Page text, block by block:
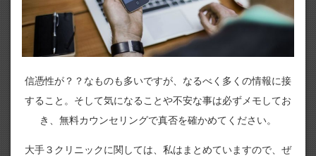
信憑性が？？なものも多いですが、なるべく多くの情報に接
すること。そして気になることや不安な事は必ずメモしてお
き、無料カウンセリングで真否を確かめてください。
大手３クリニックに関しては、私はまとめていますので、ぜ